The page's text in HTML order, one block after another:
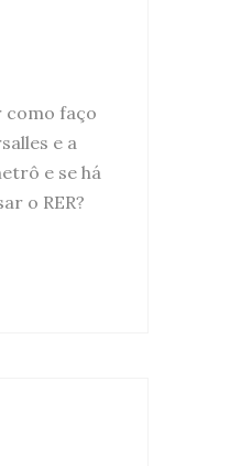
como faço
e a
e se há
o RER?